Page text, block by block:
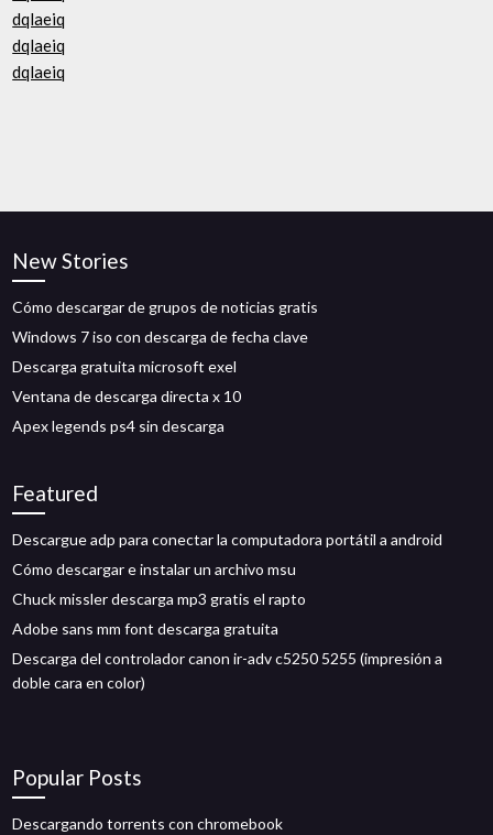
dqlaeiq
dqlaeiq
dqlaeiq
New Stories
Cómo descargar de grupos de noticias gratis
Windows 7 iso con descarga de fecha clave
Descarga gratuita microsoft exel
Ventana de descarga directa x 10
Apex legends ps4 sin descarga
Featured
Descargue adp para conectar la computadora portátil a android
Cómo descargar e instalar un archivo msu
Chuck missler descarga mp3 gratis el rapto
Adobe sans mm font descarga gratuita
Descarga del controlador canon ir-adv c5250 5255 (impresión a
doble cara en color)
Popular Posts
Descargando torrents con chromebook